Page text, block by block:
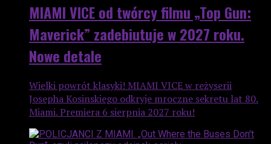
MIAMI VICE od twórcy filmu „Top Gun:
Maverick” zadebiutuje w 2027 roku.
Nowe detale
Wielki powrót klasyki! MIAMI VICE w reżyserii
Josepha Kosinskiego odkryje mroczne sekretu lat 80.
Miami. Premiera 6 sierpnia 2027 roku!